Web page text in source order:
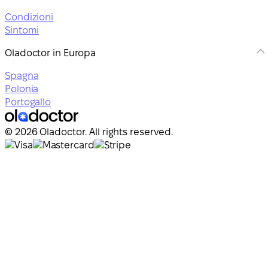
Condizioni
Sintomi
Oladoctor in Europa
Spagna
Polonia
Portogallo
© 2026 Oladoctor. All rights reserved.